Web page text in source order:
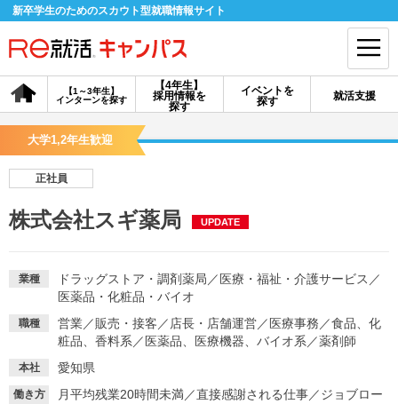
新卒学生のためのスカウト型就職情報サイト
【4年生】
採用情報を
探す
【1～3年生】
インターンを探す
イベントを
探す
就活支援
会員登録 ログイン
探す
イベントを探す スカウト お知らせ
大学1,2年生歓迎
正社員
株式会社スギ薬局 UPDATE
業種 ドラッグストア・調剤薬局 ／ 医療・福祉・介護サービス ／
医薬品・化粧品・バイオ
職種 営業／販売・接客 ／ 店長・店舗運営／ 医療事務 ／食品、化
粧品、香料系 ／ 医薬品、医療機器、バイオ系 ／薬剤師
本社 愛知県
働き方
月平均残業20時間未満／直接感謝される仕事／ジョブロー